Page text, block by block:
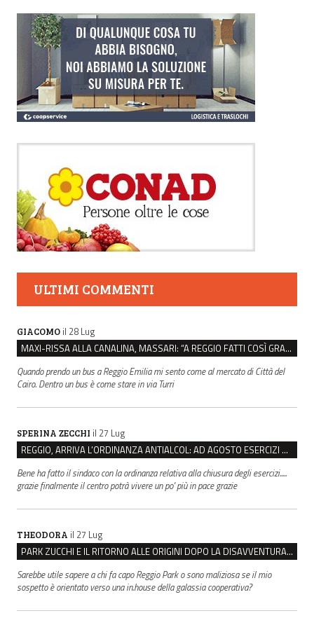
ULTIMI COMMENTI
GIACOMO il 28 Lug
MAXI-RISSA ALLA CANALINA, MASSARI: “A REGGIO FATTI COSÌ GRAVI NON DEVONO TROVARE SPAZIO”
Quando prendo un bus a Reggio Emilia mi sento come al mercato di Città del
Cairo. Dentro un bus è come stare in via Turri
SPERINA ZECCHI il 27 Lug
REGGIO, ARRIVA L’ORDINANZA ANTIALCOL: AD AGOSTO ESERCIZI DI VICINATO CHIUSI DALLE 22 ALLE 6
Bene ha fatto il sindaco con la ordinanza relativa alla chiusura degli esercizi.....
grazie finalmente il centro potrà vivere un po' più in pace grazie
THEODORA il 27 Lug
PARK ZUCCHI E IL RITORNO ALLE ORIGINI DOPO LA DISAVVENTURA CON REGGIO EMILIA PARCHEGGI
Sarebbe utile sapere a chi fa capo Reggio Park o sono maliziosa se il mio
sospetto è orientato verso una in.house della galassia cooperativa?